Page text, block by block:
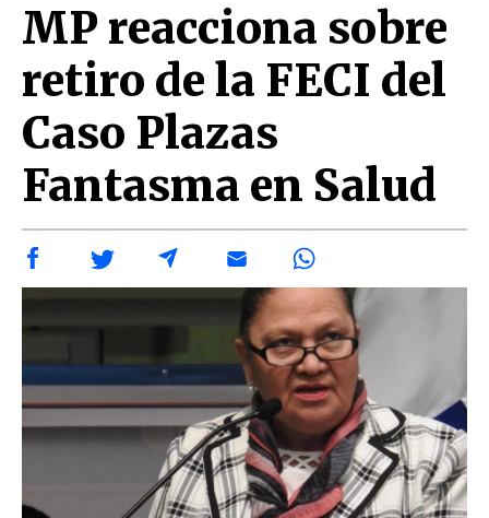
MP reacciona sobre
retiro de la FECI del
Caso Plazas
Fantasma en Salud